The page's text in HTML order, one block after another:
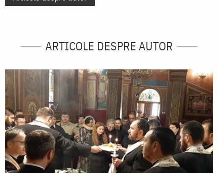
ARTICOLE DESPRE AUTOR